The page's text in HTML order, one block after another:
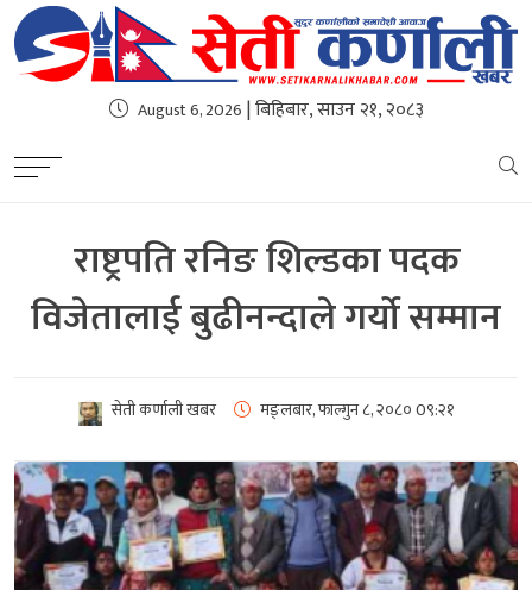
August 6, 2026 | बिहिबार, साउन २१, २०८३
राष्ट्रपति रनिङ शिल्डका पदक
विजेतालाई बुढीनन्दाले गर्यो सम्मान
सेती कर्णाली खबर मङ्लबार, फाल्गुन ८, २०८०0९:२१